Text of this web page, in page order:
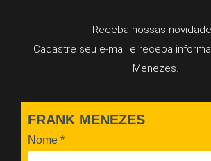
Receba nossas
Cadastre seu e-mail e receba
Menezes.
FRANK MENEZES
Nome *